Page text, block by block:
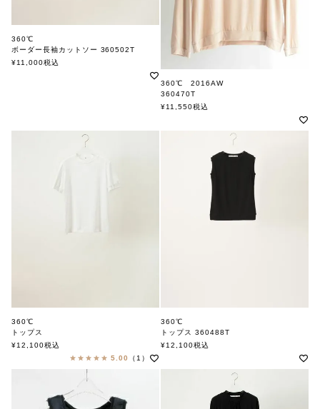
360℃
ボーダー長袖カットソー 360502T
360ド
¥11,000税込
360℃ 2016AW
360470T
¥11,550税込
360℃
トップス
360ド
¥12,100税込
5.00
（1）
360℃
トップス 360488T
360ド
¥12,100税込